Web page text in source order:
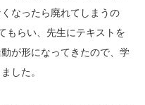
なったら廃れてしまうの
もらい、先生にテキストを
が形になってきたので、学
した。